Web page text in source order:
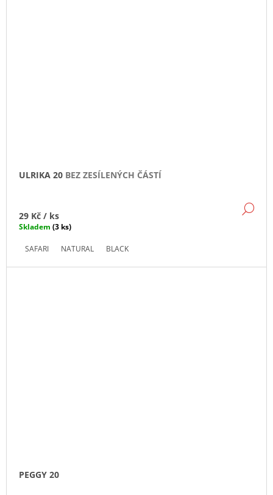
ULRIKA 20 BEZ ZESÍLENÝCH ČÁSTÍ
29 Kč / ks
Skladem (3 ks)
SAFARI NATURAL BLACK
PEGGY 20